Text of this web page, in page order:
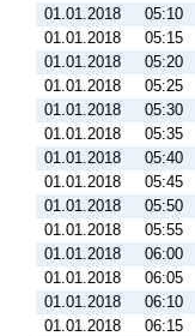
01.01.2018
05:10
01.01.2018
05:15
01.01.2018
05:20
01.01.2018
05:25
01.01.2018
05:30
01.01.2018
05:35
01.01.2018
05:40
01.01.2018
05:45
01.01.2018
05:50
01.01.2018
05:55
01.01.2018
06:00
01.01.2018
06:05
01.01.2018
06:10
01.01.2018
06:15